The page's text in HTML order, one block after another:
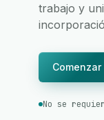
trabajo y
Comenzar
No se